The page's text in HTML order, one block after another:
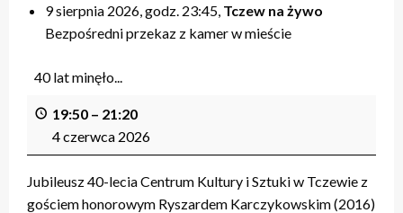
9 sierpnia 2026, godz. 23:45, Tczew na żywo
Bezpośredni przekaz z kamer w mieście
40 lat minęło...
19:50 – 21:20
4 czerwca 2026
Jubileusz 40-lecia Centrum Kultury i Sztuki w Tczewie z
gościem honorowym Ryszardem Karczykowskim (2016)